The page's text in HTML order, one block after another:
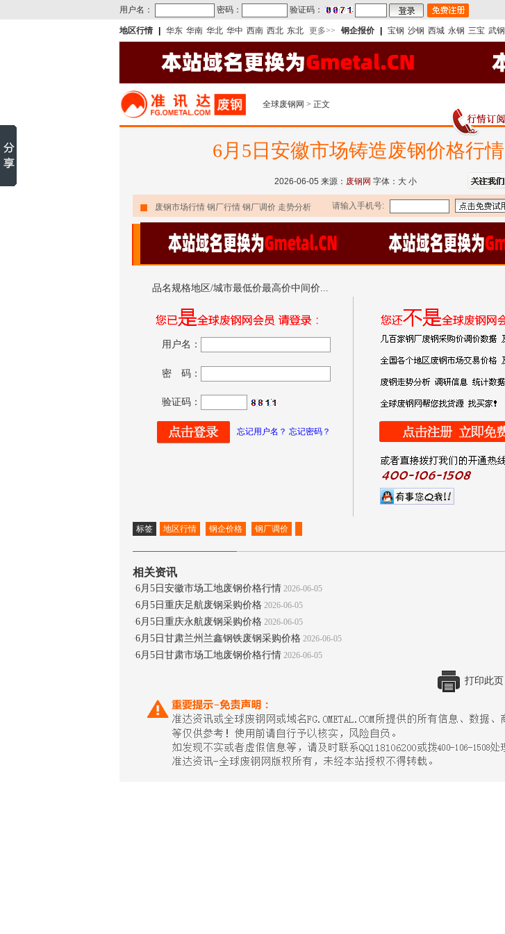
用户名： 密码： 验证码：
地区行情 华东 华南 华北 华中 西南 西北 东北 更多>> 钢企报价 宝钢 沙钢 西城 永钢 三宝 武钢
全球废钢网 > 正文
6月5日安徽市场铸造废钢价格行情
2026-06-05 来源： 废钢网 字体： 大 小
■ 废钢市场行情 钢厂行情 钢厂调价 走势分析 请输入手机号:
品名规格地区/城市最低价最高价中间价...
用户名：
密 码：
验证码：
忘记用户名？ 忘记密码？
标签 地区行情 钢企价格 钢厂调价
相关资讯
·6月5日安徽市场工地废钢价格行情 2026-06-05
·6月5日重庆足航废钢采购价格 2026-06-05
·6月5日重庆永航废钢采购价格 2026-06-05
·6月5日甘肃兰州兰鑫钢铁废钢采购价格 2026-06-05
·6月5日甘肃市场工地废钢价格行情 2026-06-05
打印此页